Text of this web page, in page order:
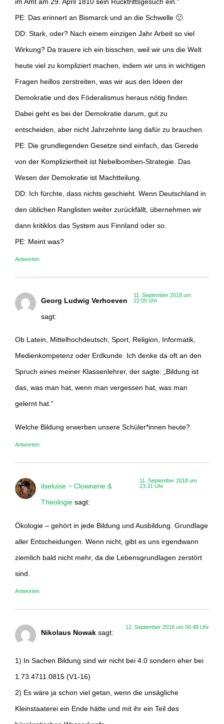
PE: Das erinnert an Bismarck und an die Schwelle 🙂
DD: Stark, oder? Nach einem einzigen Jahr Arbeit so viel
Wirkung? Da trauere ich ein bisschen, weil wir uns die Welt
heute viel zu kompliziert machen, indem wir uns in wichtigen
Fragen heillos zerstreiten, was wir aus den Ideen der
Demokratie und des Föderalismus heraus nötig finden.
Dabei geht es bei der Demokratie darum, gut zu
entscheiden, aber nicht Jahrzehnte lang dafür zu brauchen.
PE: Die grundlegenden Gesetze sind einfach, das Gerede
von der Kompliziertheit ist Nebelbomben-Strategie. Das
Wesen der Demokratie ist Machtteilung.
DD: Ich fürchte, dass nichts geschieht. Wenn Deutschland in
den üblichen Ranglisten weiter zurückfällt, übernehmen wir
dann kritiklos das System aus Finnland oder so.
PE: Meint was?
Antworten
Georg Ludwig Verhoeven
sagt:
11. September 2018 um
22:05 Uhr
Ob Latein, Mittelhochdeutsch, Sport, Religion, Informatik,
Medienkompetenz oder Erdkunde. Ich denke da oft an den
Spruch eines meiner Klassenlehrer, der sagte: „Bildung ist
das, was man hat, wenn man vergessen hat, was man
gelernt hat.“
Welche Bildung erwerben unsere Schüler*innen heute?
Antworten
ilseluise ~ Clownerie &
Theologie sagt:
11. September 2018 um
23:31 Uhr
Ökologie – gehört in jede Bildung und Ausbildung. Grundlage
aller Entscheidungen. Wenn nicht, gibt es uns irgendwann
ziemlich bald nicht mehr, da die Lebensgrundlagen zerstört
sind.
Antworten
Nikolaus Nowak sagt:
12. September 2018 um 06:48 Uhr
1) In Sachen Bildung sind wir nicht bei 4.0 sondern eher bei
1.73.4711.0815 (V1-16)
2) Es wäre ja schon viel getan, wenn die unsägliche
Kleinstaaterei ein Ende hätte und mit ihr ein Teil des